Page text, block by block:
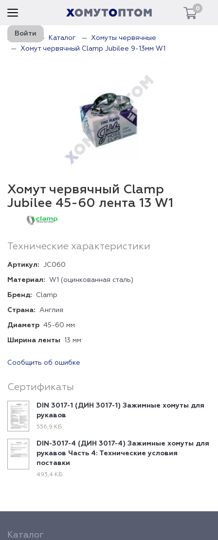
0
Войти
Главная Каталог
Хомуты червячные
Хомут червячный Clamp Jubilee 9-13мм W1
Хомут червячный Clamp
Jubilee 45-60 лента 13 W1
Технические характеристики
Артикул: JC060
Материал: W1 (оцинкованная сталь)
Бренд: Clamp
Страна: Англия
Диаметр 45-60 мм
Ширина ленты 13 мм
Сообщить об ошибке
Сертификаты
DIN 3017-1 (ДИН 3017-1) Зажимные хомуты для
рукавов
536,9 КБ
DIN-3017-4 (ДИН 3017-4) Зажимные хомуты для
рукавов Часть 4: Технические условия
поставки
493,4 КБ
Каталог